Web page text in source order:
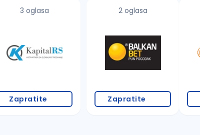
3 oglasa
Zapratite
2 oglasa
Zapratite